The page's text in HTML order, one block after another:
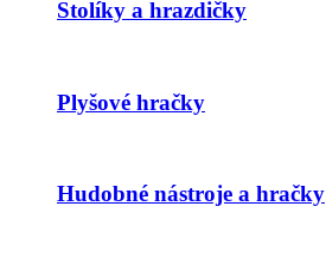
Stolíky a hrazdičky
Plyšové hračky
Hudobné nástroje a hračky